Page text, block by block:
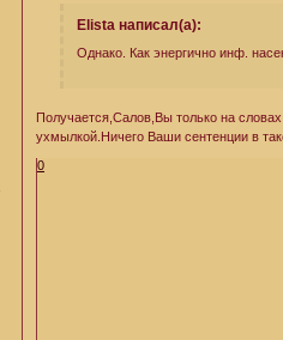
Elista написал(а):
Однако. Как энергично инф.
Получается,Салов,Вы только на словах
ухмылкой.Ничего Ваши сентенции в
0